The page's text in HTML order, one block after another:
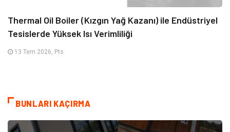
Thermal Oil Boiler (Kızgın Yağ Kazanı) ile Endüstriyel
Tesislerde Yüksek Isı Verimliliği
13 Tem 2026, Pts
BUNLARI KAÇIRMA